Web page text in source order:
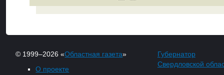
© 1999–2026 «Областная газета»
О проекте
Губернатор
Свердловской